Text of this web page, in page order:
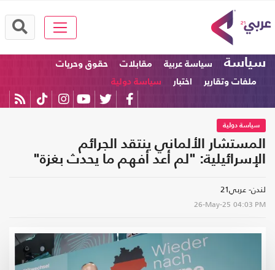
سياسة سياسة عربية مقابلات
حقوق وحريات
ملفات وتقارير
اختبار سياسة دولية
سياسة دولية
المستشار الألماني ينتقد الجرائم
الإسرائيلية: "لم أعد أفهم ما يحدث بغزة"
لندن- عربي21
26-May-25 04:03 PM